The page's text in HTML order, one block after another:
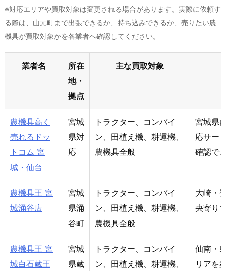
※対応エリアや買取対象は変更される場合があります。実際に依頼す
る際は、山元町まで出張できるか、持ち込みできるか、売りたい農
機具が買取対象かを各業者へ確認してください。
業者名
所在
地・
拠点
主な買取対象
農機具高く
売れるドッ
トコム 宮
城・仙台
宮城
県対
応
トラクター、コンバイ
ン、田植え機、耕運機、
農機具全般
宮城県
応サー
確認で
農機具王 宮
城涌谷店
宮城
県涌
谷町
トラクター、コンバイ
ン、田植え機、耕運機、
農機具全般
大崎・
央寄り
農機具王 宮
城白石蔵王
宮城
県蔵
トラクター、コンバイ
ン、田植え機、耕運機、
仙南・
リアを